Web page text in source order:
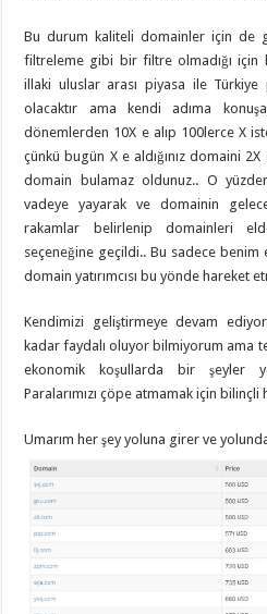
Bu durum kaliteli domainler için de
filtreleme gibi bir filtre olmadığı için
illaki uluslar arası piyasa ile Türkiye
olacaktır ama kendi adıma
dönemlerden 10X e alıp 100lerce X
çünkü bugün X e aldığınız domaini 2X
domain bulamaz oldunuz.. O
vadeye yayarak ve domainin
rakamlar belirlenip domainleri
seçeneğine geçildi.. Bu sadece
domain yatırımcısı bu yönde hareket
Kendimizi geliştirmeye devam
kadar faydalı oluyor bilmiyorum ama
ekonomik koşullarda bir şeyler
Paralarımızı çöpe atmamak için
Umarım her şey yoluna girer ve